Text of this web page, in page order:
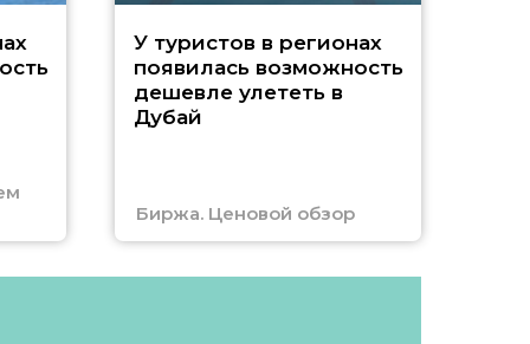
У туристов в регионах
появилась возможность
дешевле улететь в
Дубай
Биржа. Ценовой обзор